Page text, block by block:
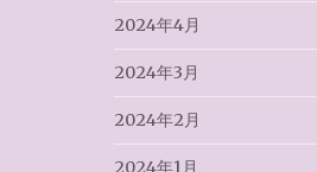
2024年4月
2024年3月
2024年2月
2024年1月